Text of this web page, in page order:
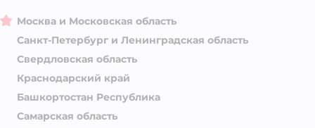
Москва и Московская область
Санкт-Петербург и Ленинградская область
Свердловская область
Краснодарский край
Башкортостан Республика
Самарская область